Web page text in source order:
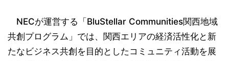
NECが運営する「BluStellar Communities関西地域
共創プログラム」では、関西エリアの経済活性化と新
たなビジネス共創を目的としたコミュニティ活動を展